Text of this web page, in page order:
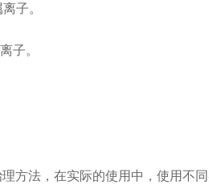
子。
子。
方法，在实际的使用中，使用不